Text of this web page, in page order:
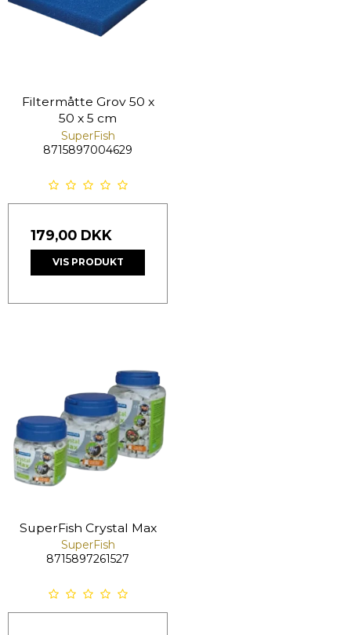
Filtermåtte Grov 50 x
50 x 5 cm
SuperFish
8715897004629
179,00 DKK
VIS PRODUKT
SuperFish Crystal Max
SuperFish
8715897261527